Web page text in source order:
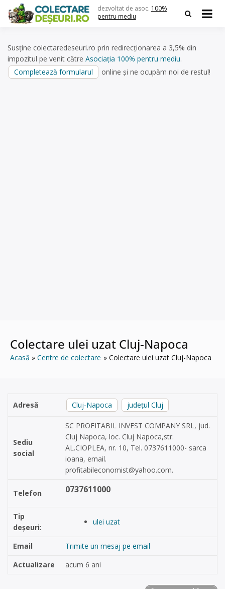
content
dezvoltat de asoc. 100%
pentru mediu
Susține colectaredeseuri.ro prin redirecționarea a 3,5% din
impozitul pe venit către Asociația 100% pentru mediu.
Completează formularul
online și ne ocupăm noi de restul!
Colectare ulei uzat Cluj-Napoca
Acasă Centre de colectare Colectare ulei uzat Cluj-Napoca
Adresă Cluj-Napoca județul Cluj
Sediu
social
SC PROFITABIL INVEST COMPANY SRL, jud.
Cluj Napoca, loc. Cluj Napoca,str.
AL.CIOPLEA, nr. 10, Tel. 0737611000- sarca
ioana, email.
profitabileconomist@yahoo.com.
Telefon 0737611000
Tip
deșeuri:
ulei uzat
Email
Trimite un mesaj pe email
Actualizare
acum 6 ani